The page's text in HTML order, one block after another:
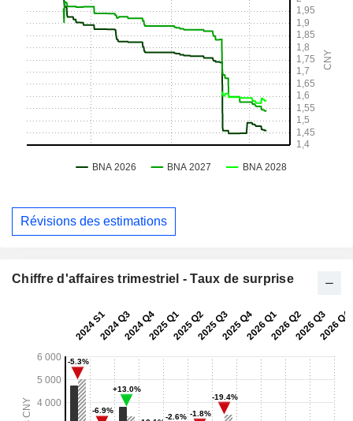
Révisions des estimations
Chiffre d'affaires trimestriel - Taux de surprise